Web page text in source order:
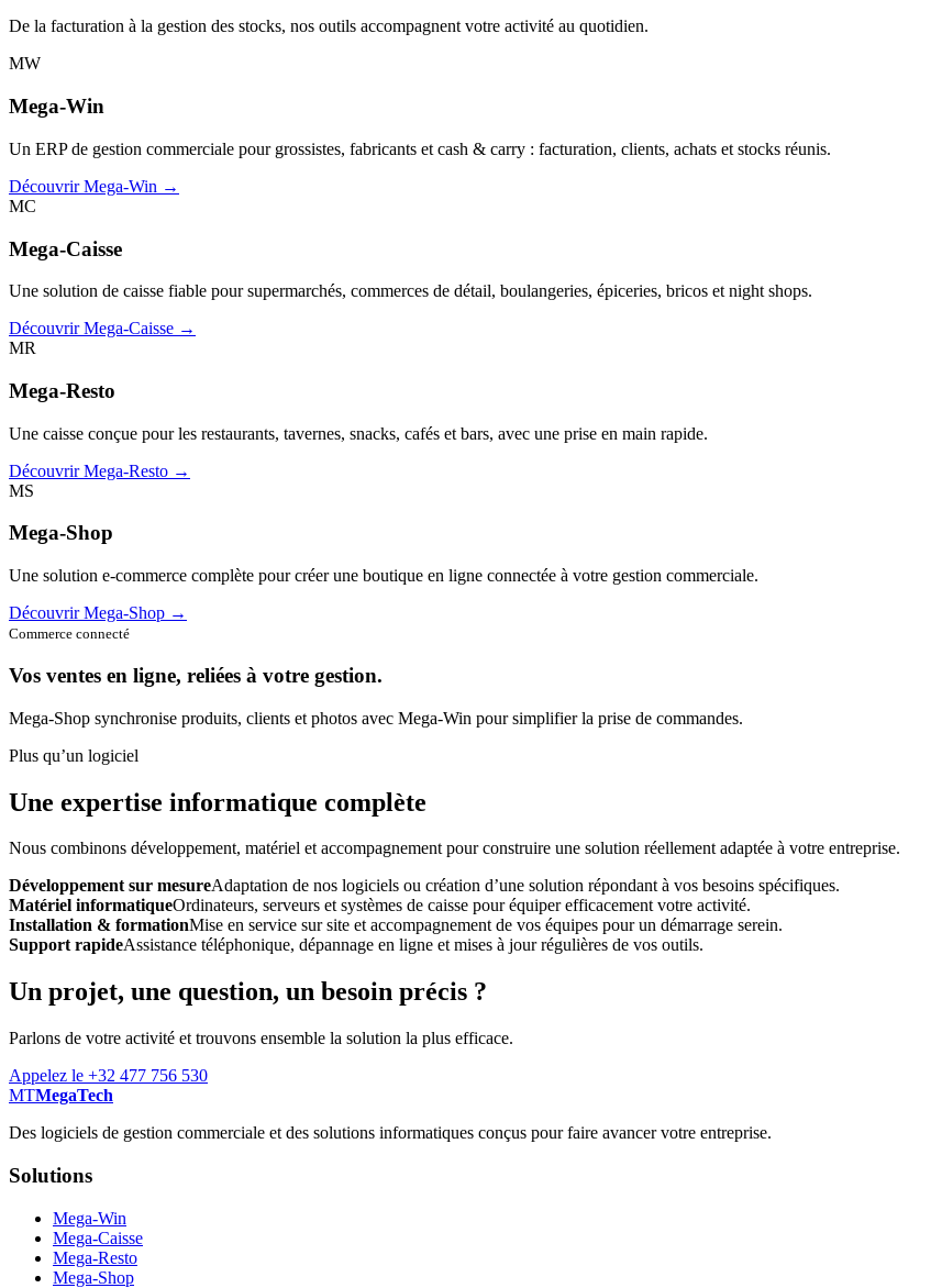
De la facturation à la gestion des stocks, nos outils accompagnent votre activité au quotidien.
MW
Mega-Win
Un ERP de gestion commerciale pour grossistes, fabricants et cash & carry : facturation, clients, achats et stocks réunis.
Découvrir Mega-Win →
MC
Mega-Caisse
Une solution de caisse fiable pour supermarchés, commerces de détail, boulangeries, épiceries, bricos et night shops.
Découvrir Mega-Caisse →
MR
Mega-Resto
Une caisse conçue pour les restaurants, tavernes, snacks, cafés et bars, avec une prise en main rapide.
Découvrir Mega-Resto →
MS
Mega-Shop
Une solution e-commerce complète pour créer une boutique en ligne connectée à votre gestion commerciale.
Découvrir Mega-Shop →
Commerce connecté
Vos ventes en ligne, reliées à votre gestion.
Mega-Shop synchronise produits, clients et photos avec Mega-Win pour simplifier la prise de commandes.
Plus qu’un logiciel
Une expertise informatique complète
Nous combinons développement, matériel et accompagnement pour construire une solution réellement adaptée à votre entreprise.
Développement sur mesureAdaptation de nos logiciels ou création d’une solution répondant à vos besoins spécifiques.
Matériel informatiqueOrdinateurs, serveurs et systèmes de caisse pour équiper efficacement votre activité.
Installation & formationMise en service sur site et accompagnement de vos équipes pour un démarrage serein.
Support rapideAssistance téléphonique, dépannage en ligne et mises à jour régulières de vos outils.
Un projet, une question, un besoin précis ?
Parlons de votre activité et trouvons ensemble la solution la plus efficace.
Appelez le +32 477 756 530
MTMegaTech
Des logiciels de gestion commerciale et des solutions informatiques conçus pour faire avancer votre entreprise.
Solutions
Mega-Win
Mega-Caisse
Mega-Resto
Mega-Shop